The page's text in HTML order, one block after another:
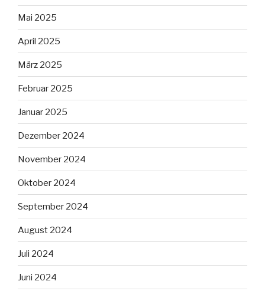
Mai 2025
April 2025
März 2025
Februar 2025
Januar 2025
Dezember 2024
November 2024
Oktober 2024
September 2024
August 2024
Juli 2024
Juni 2024